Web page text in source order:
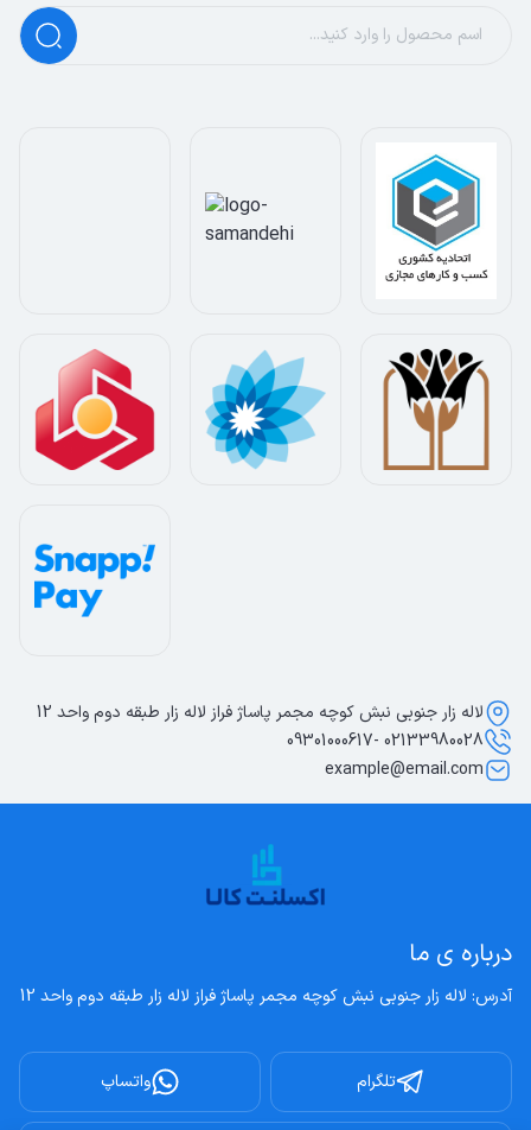
درباره ی ما
آدرس: لاله زار جنوبی نبش کوچه مجمر پاساژ فراز لاله زار طبقه دوم واحد 12
تلگرام واتساپ
لاله زار جنوبی نبش کوچه مجمر پاساژ فراز لاله زار طبقه دوم واحد 12
02133980028 -09301000617
example@email.com